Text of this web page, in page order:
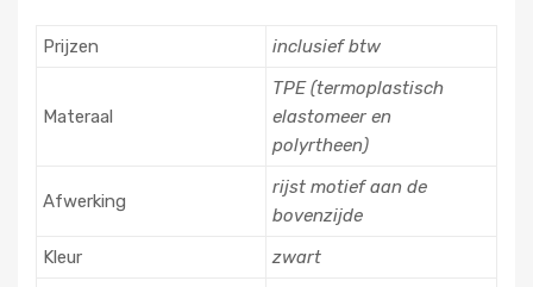
Prijzen inclusief btw
Materaal
TPE (termoplastisch
elastomeer en
polyrtheen)
Afwerking
rijst motief aan de
bovenzijde
Kleur
zwart